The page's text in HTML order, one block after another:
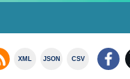
XML JSON CSV